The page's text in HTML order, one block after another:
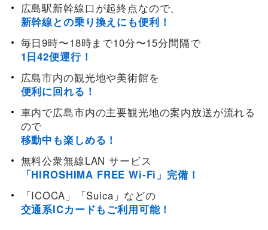
安全安心への取組み
よくあるご質問
遅延証明書
広島駅新幹線口が起終点なので、
新幹線との乗り換えにも便利！
毎日9時〜18時まで10分〜15分間隔で
1日42便運行！
広島市内の観光地や美術館を
便利に回れる！
車内で広島市内の主要観光地の案内放送が流れる
ので
移動中も楽しめる！
無料公衆無線LAN サービス
「HIROSHIMA FREE Wi-Fi」完備！
「ICOCA」「Suica」などの
交通系ICカードもご利用可能！